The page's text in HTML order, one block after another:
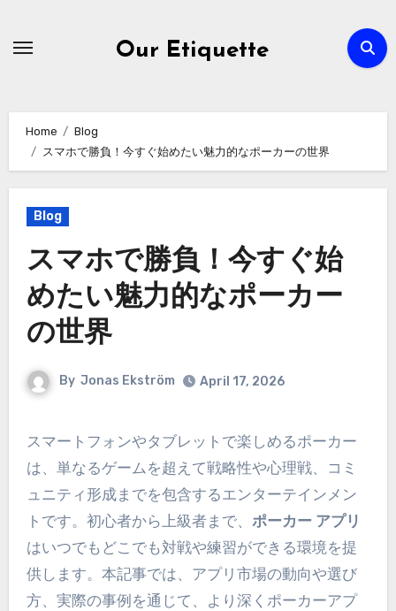
Our Etiquette
Home
Blog
スマホで勝負！今すぐ始めたい魅力的なポーカーの世界
Blog
スマホで勝負！今すぐ始
めたい魅力的なポーカー
の世界
By Jonas Ekström April 17, 2026
スマートフォンやタブレットで楽しめるポーカー
は、単なるゲームを超えて戦略性や心理戦、コミ
ュニティ形成までを包含するエンターテインメン
トです。初心者から上級者まで、 ポーカー アプリ
はいつでもどこでも対戦や練習ができる環境を提
供します。本記事では、アプリ市場の動向や選び
方、実際の事例を通じて、より深くポーカーアプ